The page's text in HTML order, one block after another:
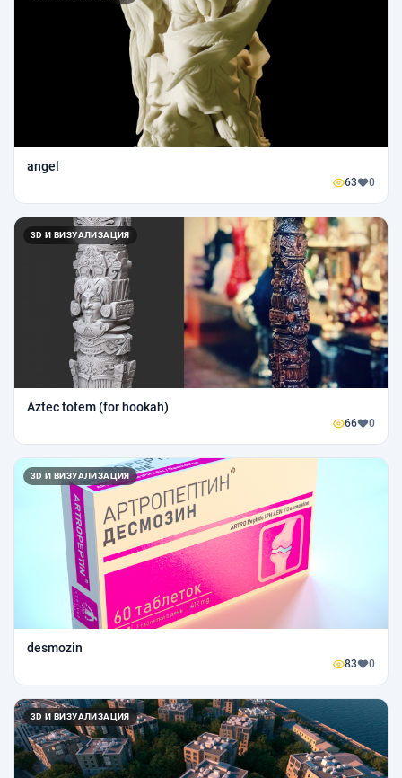
angel
63 0
3D И ВИЗУАЛИЗАЦИЯ
Aztec totem (for hookah)
66 0
3D И ВИЗУАЛИЗАЦИЯ
desmozin
83 0
3D И ВИЗУАЛИЗАЦИЯ